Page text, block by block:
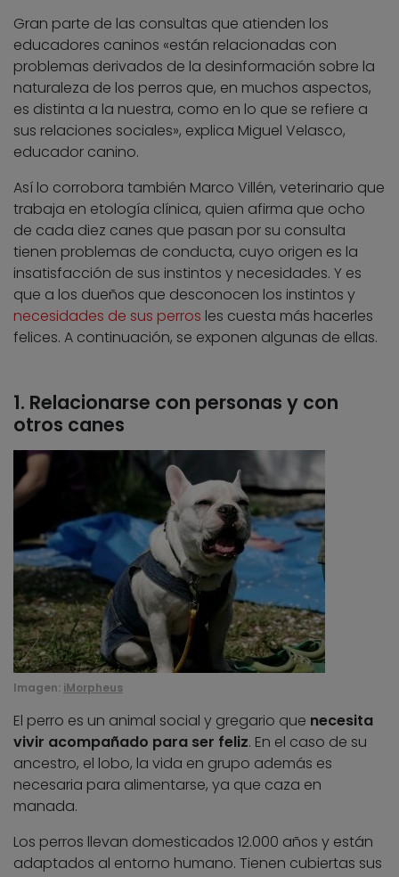
Gran parte de las consultas que atienden los
educadores caninos «están relacionadas con
problemas derivados de la desinformación sobre la
naturaleza de los perros que, en muchos aspectos,
es distinta a la nuestra, como en lo que se refiere a
sus relaciones sociales», explica Miguel Velasco,
educador canino.
Así lo corrobora también Marco Villén, veterinario que
trabaja en etología clínica, quien afirma que ocho
de cada diez canes que pasan por su consulta
tienen problemas de conducta, cuyo origen es la
insatisfacción de sus instintos y necesidades. Y es
que a los dueños que desconocen los instintos y
necesidades de sus perros les cuesta más hacerles
felices. A continuación, se exponen algunas de ellas.
1. Relacionarse con personas y con
otros canes
Imagen: iMorpheus
El perro es un animal social y gregario que necesita
vivir acompañado para ser feliz. En el caso de su
ancestro, el lobo, la vida en grupo además es
necesaria para alimentarse, ya que caza en
manada.
Los perros llevan domesticados 12.000 años y están
adaptados al entorno humano. Tienen cubiertas sus